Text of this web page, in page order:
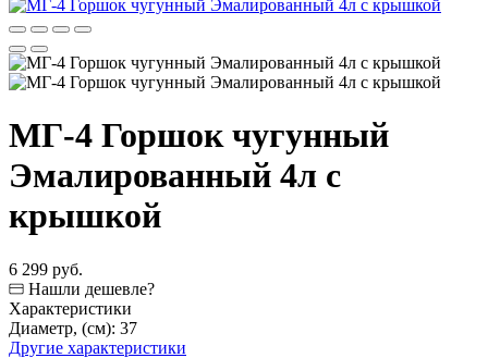
МГ-4 Горшок чугунный
Эмалированный 4л с
крышкой
6 299 руб.
Нашли дешевле?
Характеристики
Диаметр, (см): 37
Другие характеристики